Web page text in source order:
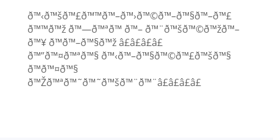
ð™‹ð™šð™£ð™™ð™–ð™›ð™©ð™–ð™§ð™–ð™£
ð™™ð™ž ð™—ð™ªð™ ð™– ð™¨ð™šð™©ð™žð™–
ð™¥ ð™ð™–ð™§ð™ž â£â£â£â£
ð™”ð™¤ð™ªð™§ ð™‹ð™–ð™§ð™©ð™£ð™šð™§
ð™ð™¤ð™§
ð™Žð™ªð™˜ð™˜ð™šð™¨ð™¨â£â£â£â£